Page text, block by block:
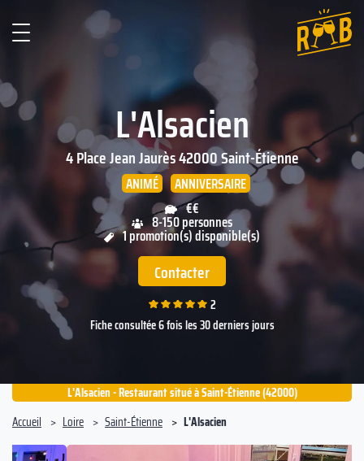
L'Alsacien
4 Place Jean Jaurès42000Saint-Étienne
ANIMÉ
ANNIVERSAIRE
€€
8-150 personnes
1 promotion(s) disponible(s)
Contacter
2
Fiche consultée 6 fois les 30 derniers jours
L'Alsacien - Restaurant situé à Saint-Étienne (42000)
Accueil
Loire Saint-Étienne L'Alsacien